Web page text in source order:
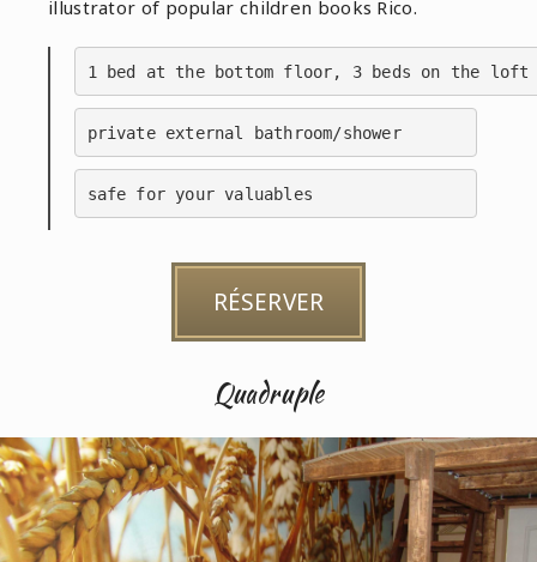
illustrator of popular children books Rico.
1 bed at the bottom floor, 3 beds on the
private external bathroom/shower
safe for your valuables
RÉSERVER
Quadruple